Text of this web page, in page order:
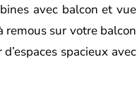
avec balcon et vue
remous sur votre balcon
spacieux avec